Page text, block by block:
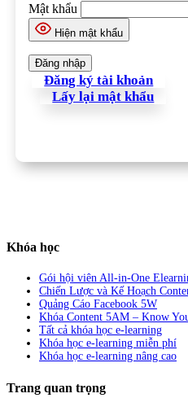
Mật khẩu
Hiện mật khẩu
Đăng ký tài khoản
Lấy lại mật khẩu
Khóa học
Gói hội viên All-in-One
Chiến Lược và Kế Hoạch
Quảng Cáo Facebook 5W
Khóa Content 5AM – Know
Tất cả khóa học e-learning
Khóa học e-learning miễn phí
Khóa học e-learning nâng cao
Trang quan trọng